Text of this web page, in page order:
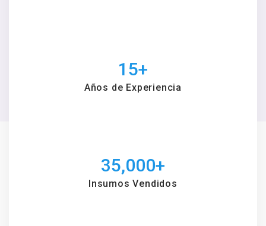
15+
Años de Experiencia
35,000+
Insumos Vendidos